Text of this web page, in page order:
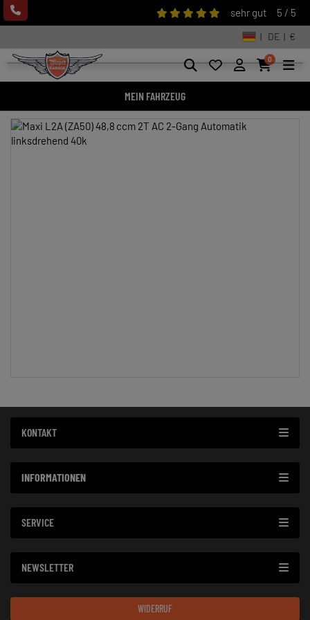
sehr gut 5 / 5
| DE | €
0
MEIN FAHRZEUG
KONTAKT
INFORMATIONEN
SERVICE
NEWSLETTER
WIDERRUF